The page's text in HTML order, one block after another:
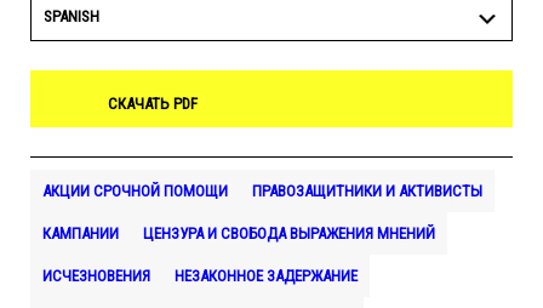
SPANISH
СКАЧАТЬ PDF
АКЦИИ СРОЧНОЙ ПОМОЩИ ПРАВОЗАЩИТНИКИ И АКТИВИСТЫ
КАМПАНИИ ЦЕНЗУРА И СВОБОДА ВЫРАЖЕНИЯ МНЕНИЙ
ИСЧЕЗНОВЕНИЯ НЕЗАКОННОЕ ЗАДЕРЖАНИЕ